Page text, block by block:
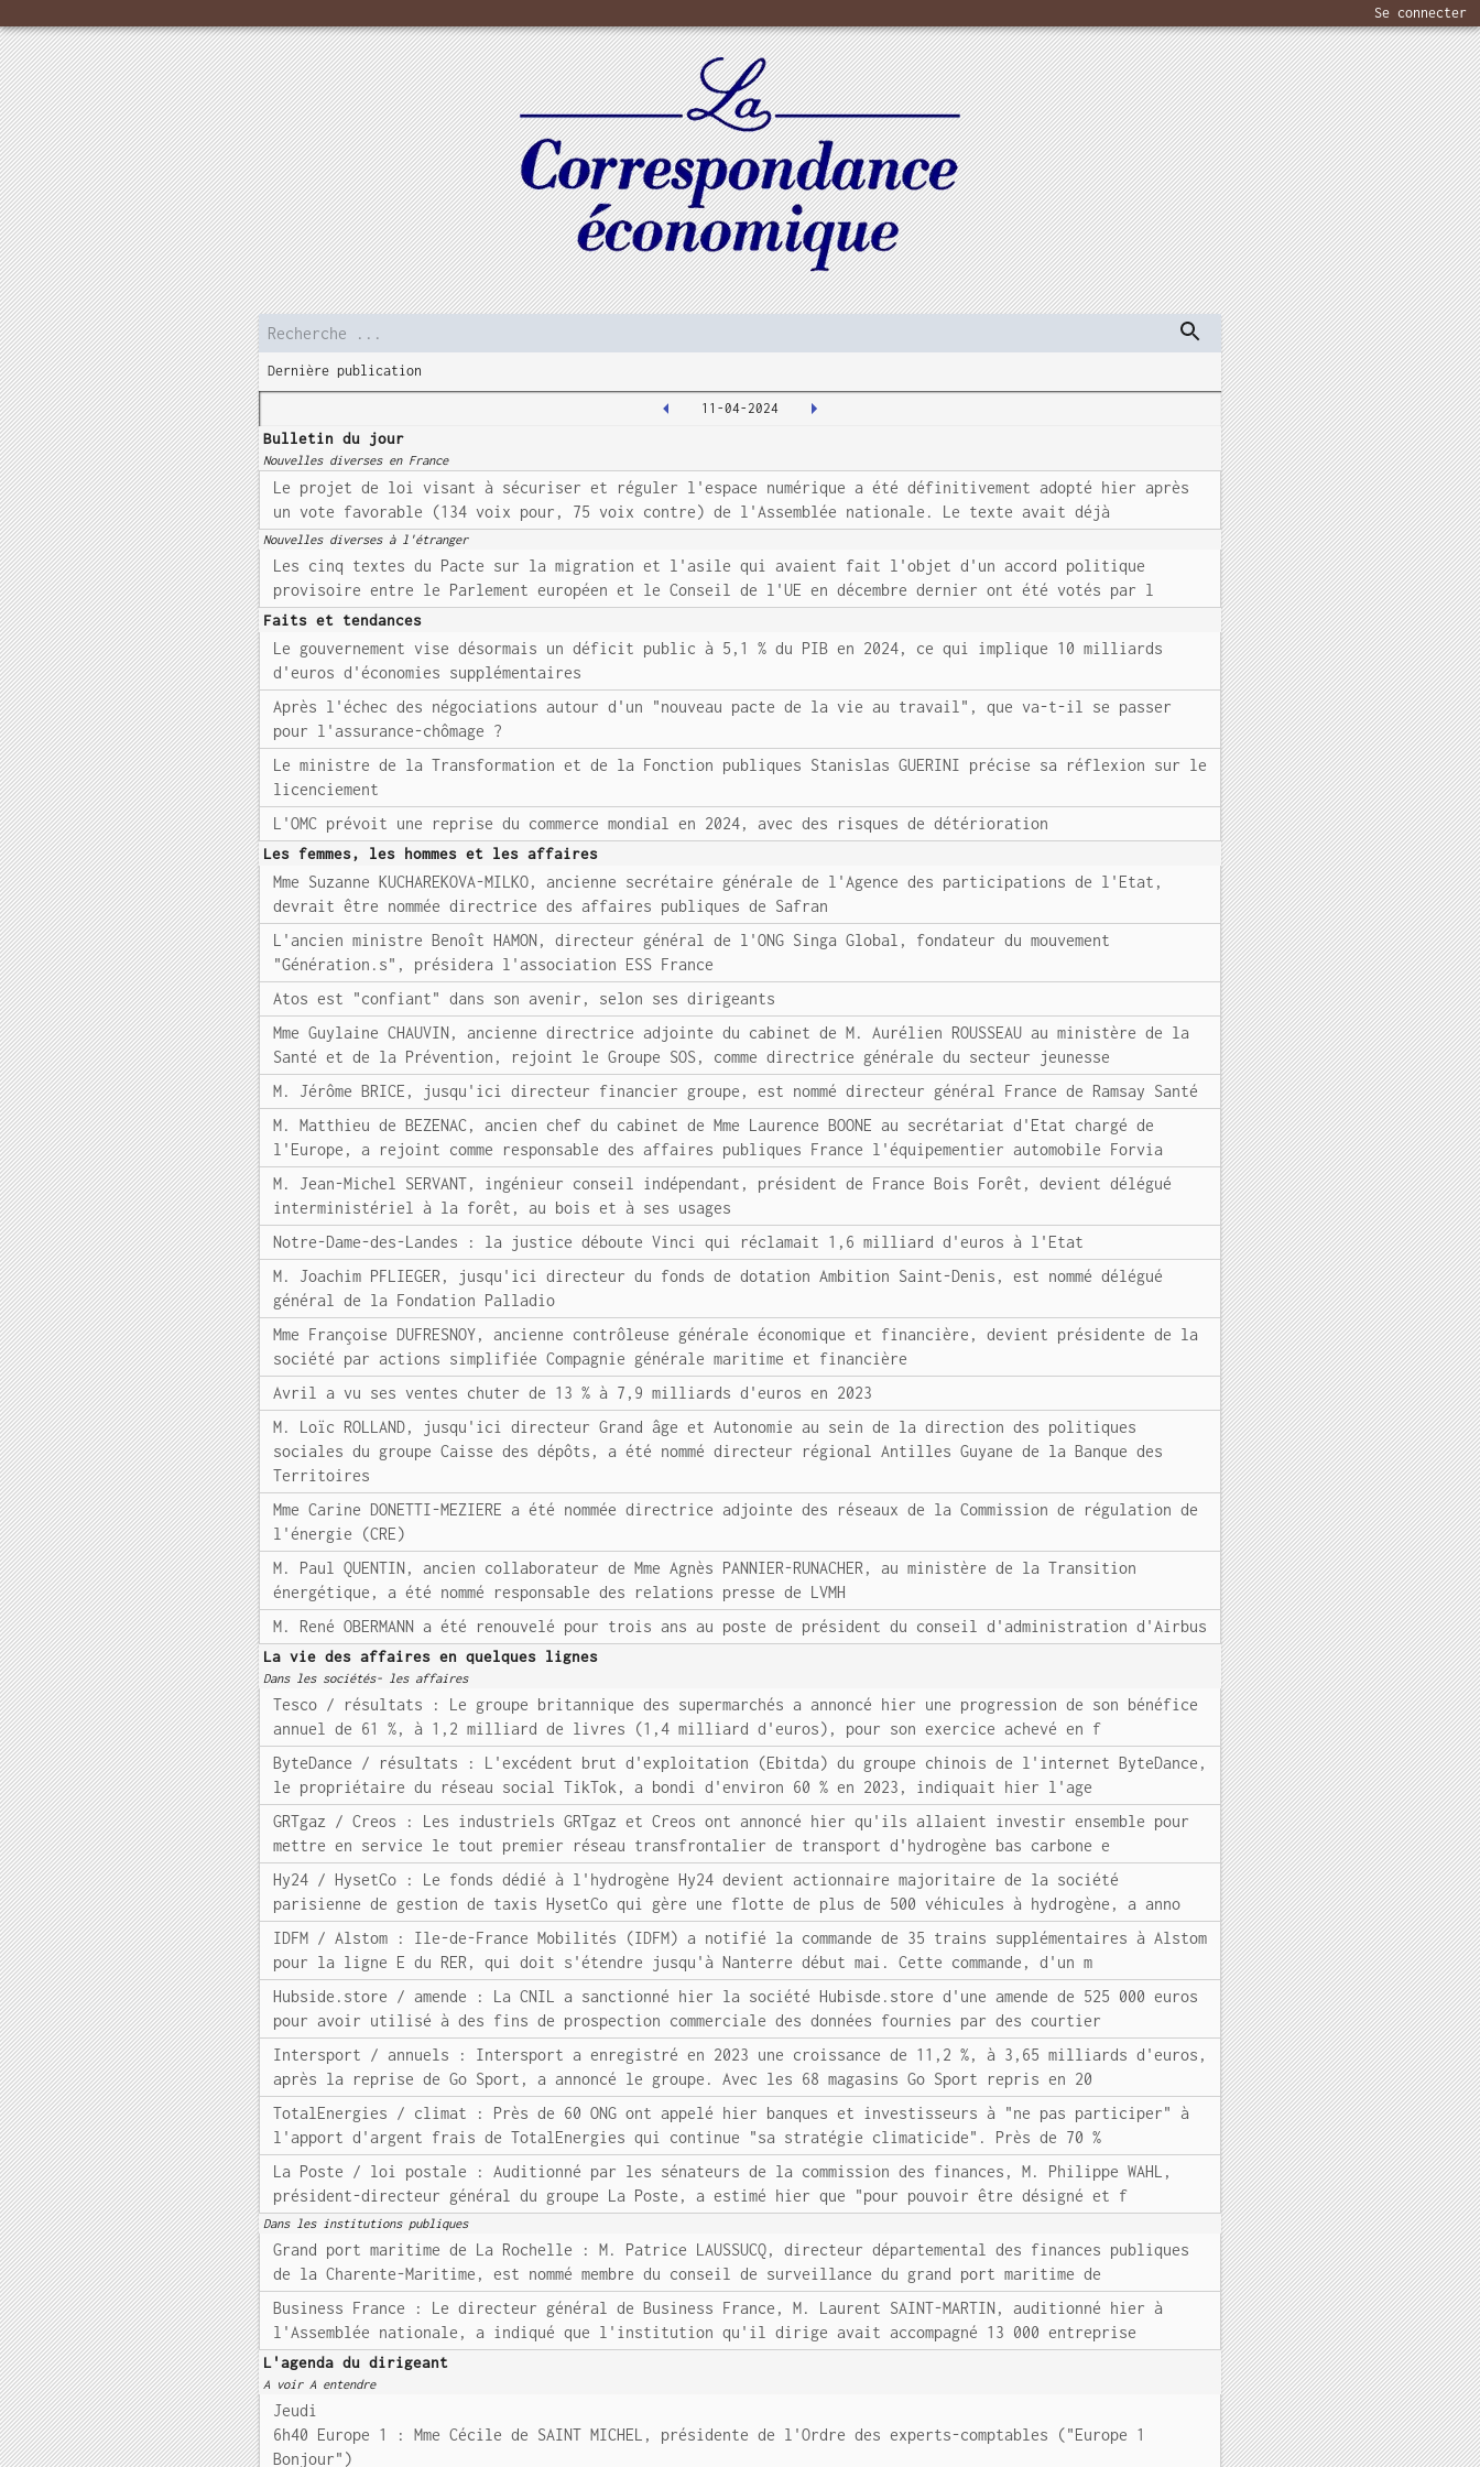
Se connecter
Dernière publication
11-04-2024
Bulletin du jour
Nouvelles diverses en France
Le projet de loi visant à sécuriser et réguler l'espace numérique a été définitivement adopté hier après
un vote favorable (134 voix pour, 75 voix contre) de l'Assemblée nationale. Le texte avait déjà
Nouvelles diverses à l'étranger
Les cinq textes du Pacte sur la migration et l'asile qui avaient fait l'objet d'un accord politique
provisoire entre le Parlement européen et le Conseil de l'UE en décembre dernier ont été votés par l
Faits et tendances
Le gouvernement vise désormais un déficit public à 5,1 % du PIB en 2024, ce qui implique 10 milliards
d'euros d'économies supplémentaires
Après l'échec des négociations autour d'un "nouveau pacte de la vie au travail", que va-t-il se passer
pour l'assurance-chômage ?
Le ministre de la Transformation et de la Fonction publiques Stanislas GUERINI précise sa réflexion sur le
licenciement
L'OMC prévoit une reprise du commerce mondial en 2024, avec des risques de détérioration
Les femmes, les hommes et les affaires
Mme Suzanne KUCHAREKOVA-MILKO, ancienne secrétaire générale de l'Agence des participations de l'Etat,
devrait être nommée directrice des affaires publiques de Safran
L'ancien ministre Benoît HAMON, directeur général de l'ONG Singa Global, fondateur du mouvement
"Génération.s", présidera l'association ESS France
Atos est "confiant" dans son avenir, selon ses dirigeants
Mme Guylaine CHAUVIN, ancienne directrice adjointe du cabinet de M. Aurélien ROUSSEAU au ministère de la
Santé et de la Prévention, rejoint le Groupe SOS, comme directrice générale du secteur jeunesse
M. Jérôme BRICE, jusqu'ici directeur financier groupe, est nommé directeur général France de Ramsay Santé
M. Matthieu de BEZENAC, ancien chef du cabinet de Mme Laurence BOONE au secrétariat d'Etat chargé de
l'Europe, a rejoint comme responsable des affaires publiques France l'équipementier automobile Forvia
M. Jean-Michel SERVANT, ingénieur conseil indépendant, président de France Bois Forêt, devient délégué
interministériel à la forêt, au bois et à ses usages
Notre-Dame-des-Landes : la justice déboute Vinci qui réclamait 1,6 milliard d'euros à l'Etat
M. Joachim PFLIEGER, jusqu'ici directeur du fonds de dotation Ambition Saint-Denis, est nommé délégué
général de la Fondation Palladio
Mme Françoise DUFRESNOY, ancienne contrôleuse générale économique et financière, devient présidente de la
société par actions simplifiée Compagnie générale maritime et financière
Avril a vu ses ventes chuter de 13 % à 7,9 milliards d'euros en 2023
M. Loïc ROLLAND, jusqu'ici directeur Grand âge et Autonomie au sein de la direction des politiques
sociales du groupe Caisse des dépôts, a été nommé directeur régional Antilles Guyane de la Banque des
Territoires
Mme Carine DONETTI-MEZIERE a été nommée directrice adjointe des réseaux de la Commission de régulation de
l'énergie (CRE)
M. Paul QUENTIN, ancien collaborateur de Mme Agnès PANNIER-RUNACHER, au ministère de la Transition
énergétique, a été nommé responsable des relations presse de LVMH
M. René OBERMANN a été renouvelé pour trois ans au poste de président du conseil d'administration d'Airbus
La vie des affaires en quelques lignes
Dans les sociétés- les affaires
Tesco / résultats : Le groupe britannique des supermarchés a annoncé hier une progression de son bénéfice
annuel de 61 %, à 1,2 milliard de livres (1,4 milliard d'euros), pour son exercice achevé en f
ByteDance / résultats : L'excédent brut d'exploitation (Ebitda) du groupe chinois de l'internet ByteDance,
le propriétaire du réseau social TikTok, a bondi d'environ 60 % en 2023, indiquait hier l'age
GRTgaz / Creos : Les industriels GRTgaz et Creos ont annoncé hier qu'ils allaient investir ensemble pour
mettre en service le tout premier réseau transfrontalier de transport d'hydrogène bas carbone e
Hy24 / HysetCo : Le fonds dédié à l'hydrogène Hy24 devient actionnaire majoritaire de la société
parisienne de gestion de taxis HysetCo qui gère une flotte de plus de 500 véhicules à hydrogène, a anno
IDFM / Alstom : Ile-de-France Mobilités (IDFM) a notifié la commande de 35 trains supplémentaires à Alstom
pour la ligne E du RER, qui doit s'étendre jusqu'à Nanterre début mai. Cette commande, d'un m
Hubside.store / amende : La CNIL a sanctionné hier la société Hubisde.store d'une amende de 525 000 euros
pour avoir utilisé à des fins de prospection commerciale des données fournies par des courtier
Intersport / annuels : Intersport a enregistré en 2023 une croissance de 11,2 %, à 3,65 milliards d'euros,
après la reprise de Go Sport, a annoncé le groupe. Avec les 68 magasins Go Sport repris en 20
TotalEnergies / climat : Près de 60 ONG ont appelé hier banques et investisseurs à "ne pas participer" à
l'apport d'argent frais de TotalEnergies qui continue "sa stratégie climaticide". Près de 70 %
La Poste / loi postale : Auditionné par les sénateurs de la commission des finances, M. Philippe WAHL,
président-directeur général du groupe La Poste, a estimé hier que "pour pouvoir être désigné et f
Dans les institutions publiques
Grand port maritime de La Rochelle : M. Patrice LAUSSUCQ, directeur départemental des finances publiques
de la Charente-Maritime, est nommé membre du conseil de surveillance du grand port maritime de
Business France : Le directeur général de Business France, M. Laurent SAINT-MARTIN, auditionné hier à
l'Assemblée nationale, a indiqué que l'institution qu'il dirige avait accompagné 13 000 entreprise
L'agenda du dirigeant
A voir A entendre
Jeudi
6h40 Europe 1 : Mme Cécile de SAINT MICHEL, présidente de l'Ordre des experts-comptables ("Europe 1
Bonjour")